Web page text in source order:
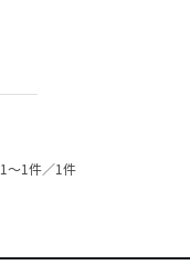
1〜1件／1件